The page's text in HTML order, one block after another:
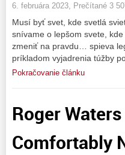
6. februára 2023, Prečítané 3
Musí byť svet, kde svetlá
snívame o lepšom svete,
zmeniť na pravdu… spieva
príkladom vyjadrenia túžby
Pokračovanie článku
Roger
Comfortably